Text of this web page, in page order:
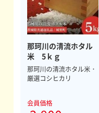
那珂川の清流ホタル
米 5ｋｇ
那珂川の清流ホタル米・
厳選コシヒカリ
会員価格